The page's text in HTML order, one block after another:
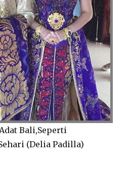
Bali,Seperti
(Delia Padilla)